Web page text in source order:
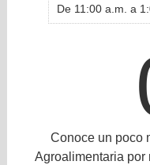
De 11:00 a.m. a
Conoce un poco
Agroalimentaria por